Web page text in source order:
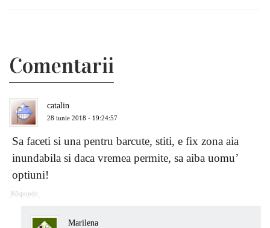
Comentarii
catalin
28 iunie 2018 - 19:24:57
Sa faceti si una pentru barcute, stiti, e fix zona aia
inundabila si daca vremea permite, sa aiba uomu’
optiuni!
Răspunde
Marilena